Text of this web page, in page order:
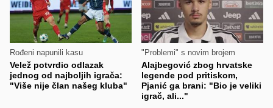
Rođeni napunili kasu
Velež potvrdio odlazak
jednog od najboljih igrača:
"Više nije član našeg kluba"
"Problemi" s novim brojem
Alajbegović zbog hrvatske
legende pod pritiskom,
Pjanić ga brani: "Bio je veliki
igrač, ali..."